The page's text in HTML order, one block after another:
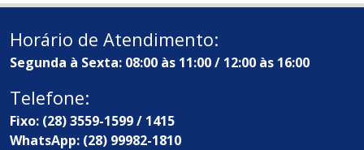
Horário de Atendimento:
Segunda à Sexta: 08:00 às 11:00 / 12:00 às 16:00
Telefone:
Fixo: (28) 3559-1599 / 1415
WhatsApp: (28) 99982-1810